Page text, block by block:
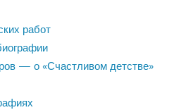
работ
— о «Счастливом детстве»